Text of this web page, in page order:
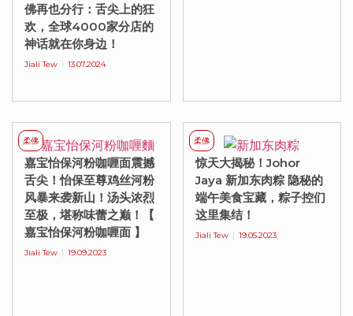
佛再也分行：舌尖上的狂
欢，全球4000家分店的
神话就在你身边！
Jiali Tew 13.07.2024
嘉宝怡保河粉咖喱面震撼
舌尖！怡保至尊鸡丝河粉
风暴来袭新山！汤头浓烈
至极，堪称味蕾之巅！【
嘉宝怡保河粉咖喱面 】
Jiali Tew 19.09.2023
柔佛
惊天大揭秘！Johor
Jaya 新加东肉粽 隐秘的
端午美食宝藏，粽子控们
这里集结！
Jiali Tew 19.05.2023
柔佛